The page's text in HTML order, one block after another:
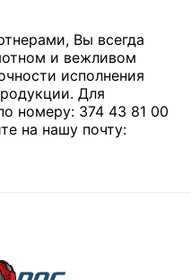
Вы всегда
и вежливом
исполнения
Для
номеру: 374 43 81 00
на нашу почту: